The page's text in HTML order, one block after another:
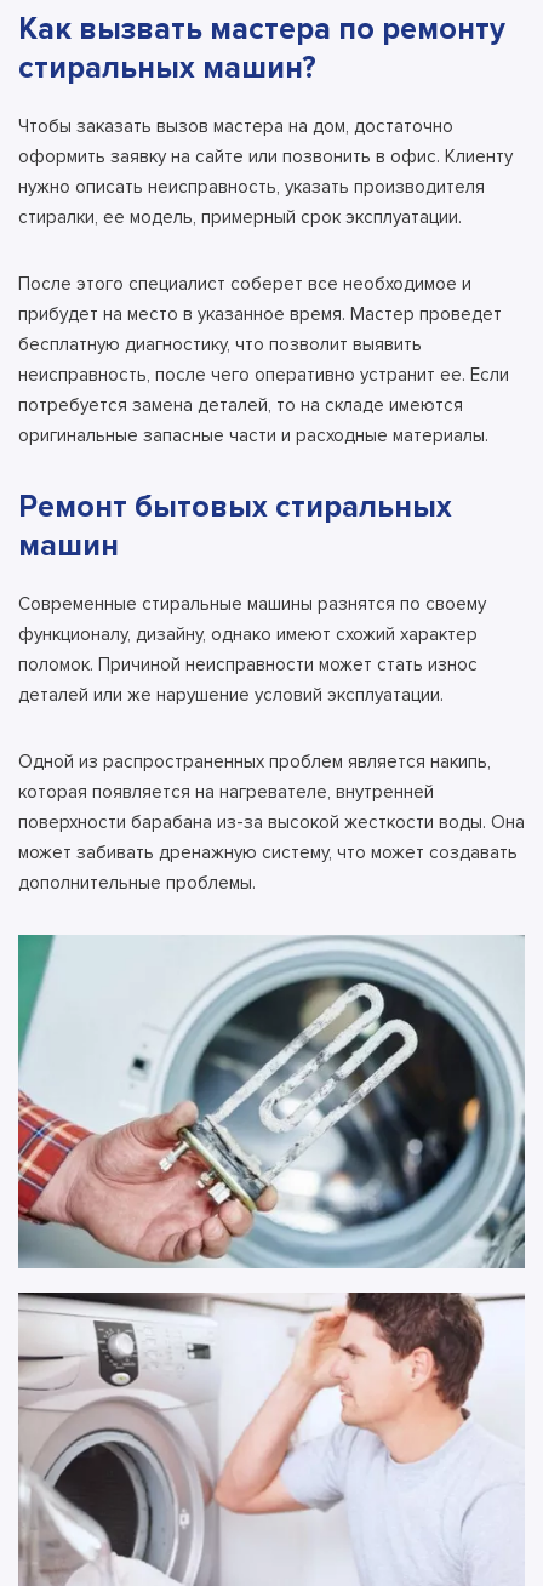
Как вызвать мастера по ремонту
стиральных машин?
Чтобы заказать вызов мастера на дом, достаточно
оформить заявку на сайте или позвонить в офис. Клиенту
нужно описать неисправность, указать производителя
стиралки, ее модель, примерный срок эксплуатации.
После этого специалист соберет все необходимое и
прибудет на место в указанное время. Мастер проведет
бесплатную диагностику, что позволит выявить
неисправность, после чего оперативно устранит ее. Если
потребуется замена деталей, то на складе имеются
оригинальные запасные части и расходные материалы.
Ремонт бытовых стиральных
машин
Современные стиральные машины разнятся по своему
функционалу, дизайну, однако имеют схожий характер
поломок. Причиной неисправности может стать износ
деталей или же нарушение условий эксплуатации.
Одной из распространенных проблем является накипь,
которая появляется на нагревателе, внутренней
поверхности барабана из-за высокой жесткости воды. Она
может забивать дренажную систему, что может создавать
дополнительные проблемы.